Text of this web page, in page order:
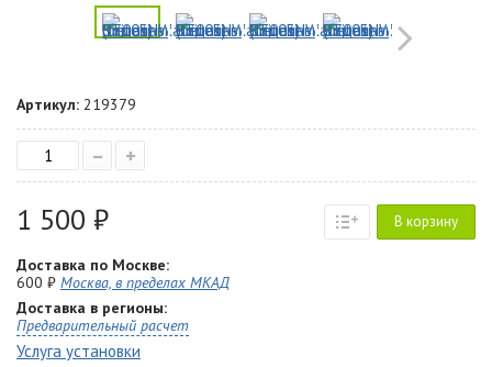
Артикул: 219379
– +
1 500 ₽ В корзину
Доставка по Москве:
600 ₽ Москва, в пределах МКАД
Доставка в регионы:
Предварительный расчет
Услуга установки